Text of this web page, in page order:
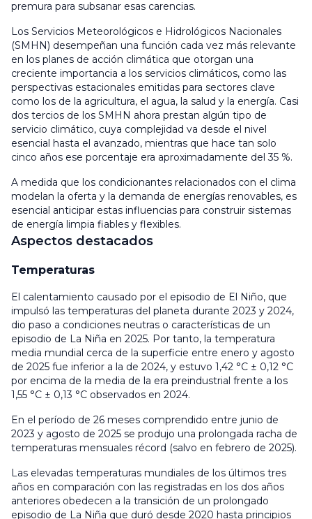
premura para subsanar esas carencias.
Los Servicios Meteorológicos e Hidrológicos Nacionales
(SMHN) desempeñan una función cada vez más relevante
en los planes de acción climática que otorgan una
creciente importancia a los servicios climáticos, como las
perspectivas estacionales emitidas para sectores clave
como los de la agricultura, el agua, la salud y la energía. Casi
dos tercios de los SMHN ahora prestan algún tipo de
servicio climático, cuya complejidad va desde el nivel
esencial hasta el avanzado, mientras que hace tan solo
cinco años ese porcentaje era aproximadamente del 35 %.
A medida que los condicionantes relacionados con el clima
modelan la oferta y la demanda de energías renovables, es
esencial anticipar estas influencias para construir sistemas
de energía limpia fiables y flexibles.
Aspectos destacados
Temperaturas
El calentamiento causado por el episodio de El Niño, que
impulsó las temperaturas del planeta durante 2023 y 2024,
dio paso a condiciones neutras o características de un
episodio de La Niña en 2025. Por tanto, la temperatura
media mundial cerca de la superficie entre enero y agosto
de 2025 fue inferior a la de 2024, y estuvo 1,42 °C ± 0,12 °C
por encima de la media de la era preindustrial frente a los
1,55 °C ± 0,13 °C observados en 2024.
En el período de 26 meses comprendido entre junio de
2023 y agosto de 2025 se produjo una prolongada racha de
temperaturas mensuales récord (salvo en febrero de 2025).
Las elevadas temperaturas mundiales de los últimos tres
años en comparación con las registradas en los dos años
anteriores obedecen a la transición de un prolongado
episodio de La Niña que duró desde 2020 hasta principios